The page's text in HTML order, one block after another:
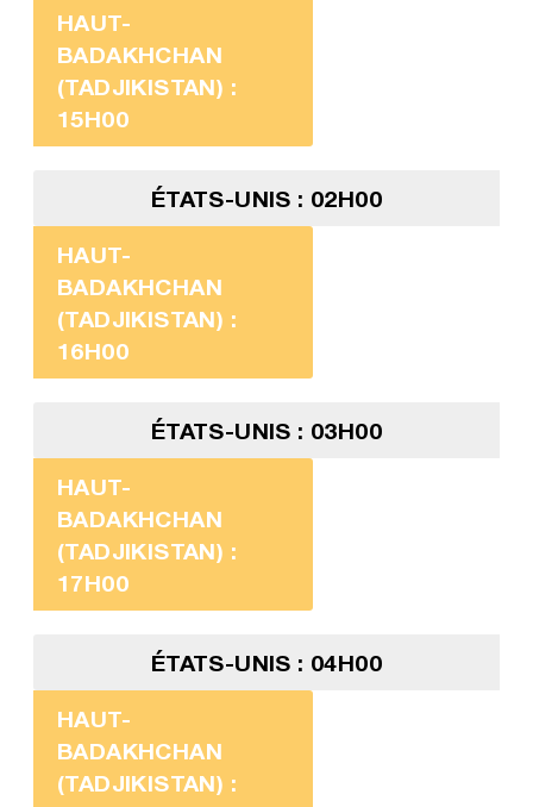
HAUT-
BADAKHCHAN
(TADJIKISTAN) :
15H00
ÉTATS-UNIS : 02H00
HAUT-
BADAKHCHAN
(TADJIKISTAN) :
16H00
ÉTATS-UNIS : 03H00
HAUT-
BADAKHCHAN
(TADJIKISTAN) :
17H00
ÉTATS-UNIS : 04H00
HAUT-
BADAKHCHAN
(TADJIKISTAN) :